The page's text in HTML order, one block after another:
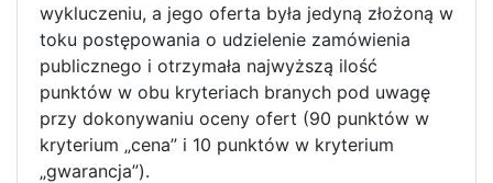
wykluczeniu, a jego oferta była jedyną złożoną w
toku postępowania o udzielenie zamówienia
publicznego i otrzymała najwyższą ilość
punktów w obu kryteriach branych pod uwagę
przy dokonywaniu oceny ofert (90 punktów w
kryterium „cena” i 10 punktów w kryterium
„gwarancja”).